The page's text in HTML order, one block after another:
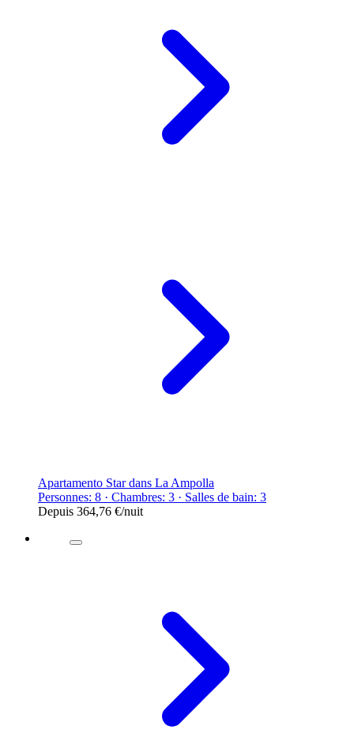
Apartamento Star dans La Ampolla
Personnes: 8 · Chambres: 3 · Salles de bain: 3
Depuis 364,76 €/nuit